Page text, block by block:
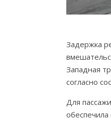
Задержка
Западная
согласно
Для